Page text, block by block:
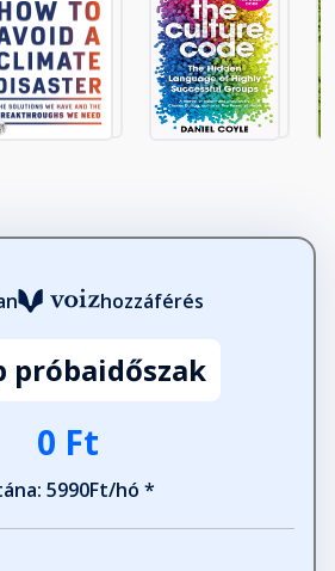
hozzáférés
próbaidőszak
0 Ft
5990Ft/hó *